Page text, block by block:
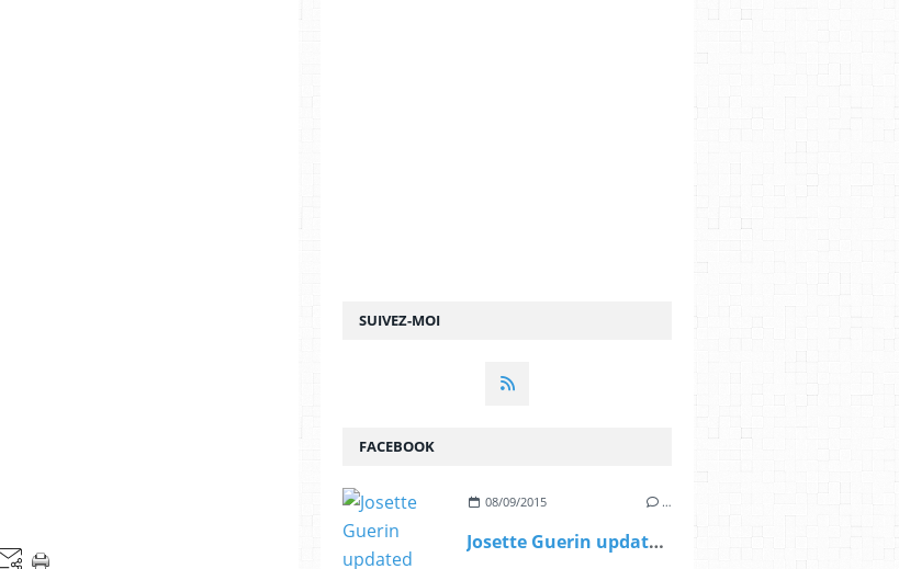
SUIVEZ-MOI
FACEBOOK
08/09/2015 …
Josette Guerin updated her profile picture.